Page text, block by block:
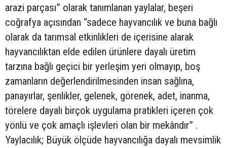
arazi parçası” olarak tanımlanan yaylalar, beşeri
coğrafya açısından “sadece hayvancılık ve buna bağlı
olarak da tarımsal etkinlikleri de içerisine alarak
hayvancılıktan elde edilen ürünlere dayalı üretim
tarzına bağlı geçici bir yerleşim yeri olmayıp, boş
zamanların değerlendirilmesinden insan sağlına,
panayırlar, şenlikler, gelenek, görenek, adet, inanma,
törelere dayalı birçok uygulama pratikleri içeren çok
yönlü ve çok amaçlı işlevleri olan bir mekândır” .
Yaylacılık; Büyük ölçüde hayvancılığa dayalı mevsimlik